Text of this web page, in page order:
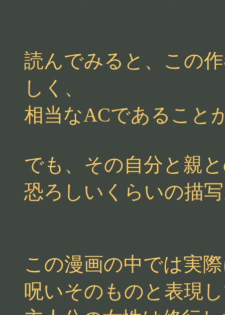
読んでみると、この
しく、
相当なACであること
でも、その自分と親
恐ろしいくらいの描
この漫画の中では実
呪いそのものと表現